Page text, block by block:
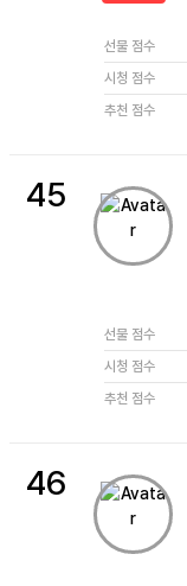
선물 점수
시청 점수
추천 점수
45
선물 점수
시청 점수
추천 점수
46